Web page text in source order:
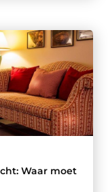
Waar moet